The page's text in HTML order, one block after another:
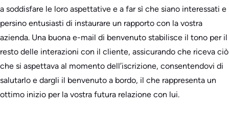
a soddisfare le loro aspettative e a far sì che siano interessati e
persino entusiasti di instaurare un rapporto con la vostra
azienda. Una buona e-mail di benvenuto stabilisce il tono per il
resto delle interazioni con il cliente, assicurando che riceva ciò
che si aspettava al momento dell’iscrizione, consentendovi di
salutarlo e dargli il benvenuto a bordo, il che rappresenta un
ottimo inizio per la vostra futura relazione con lui.